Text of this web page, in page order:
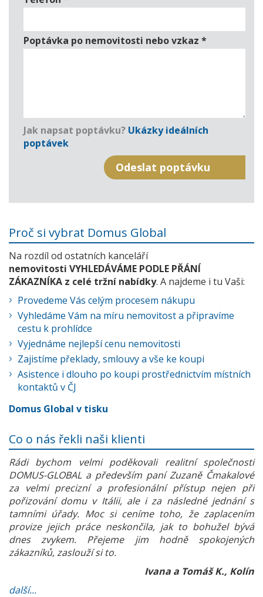
Poptávka po nemovitosti nebo vzkaz *
Jak napsat poptávku? Ukázky ideálních
poptávek
Proč si vybrat Domus Global
Na rozdíl od ostatních kanceláří
nemovitosti VYHLEDÁVÁME PODLE PŘÁNÍ
ZÁKAZNÍKA z celé tržní nabídky. A najdeme i tu Vaši:
Provedeme Vás celým procesem nákupu
Vyhledáme Vám na míru nemovitost a připravíme
cestu k prohlídce
Vyjednáme nejlepší cenu nemovitosti
Zajistíme překlady, smlouvy a vše ke koupi
Asistence i dlouho po koupi prostřednictvím místních
kontaktů v ČJ
Domus Global v tisku
Co o nás řekli naši klienti
Rádi bychom velmi poděkovali realitní společnosti
DOMUS-GLOBAL a především paní Zuzaně Čmakalové
za velmi precizní a profesionální přístup nejen při
pořizování domu v Itálii, ale i za následné jednání s
tamními úřady. Moc si ceníme toho, že zaplacením
provize jejich práce neskončila, jak to bohužel bývá
dnes zvykem. Přejeme jim hodně spokojených
zákazníků, zaslouží si to.
Ivana a Tomáš K., Kolín
další...